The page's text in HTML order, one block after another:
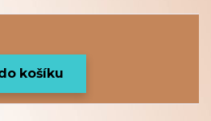
košíku